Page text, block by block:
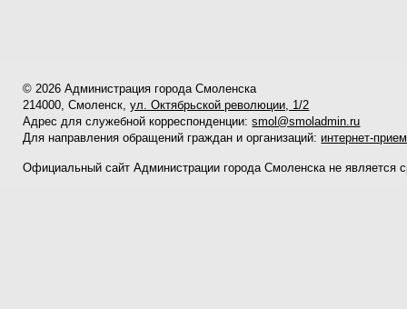
© 2026 Администрация города Смоленска
214000, Смоленск,ул. Октябрьской революции, 1/2
Адрес для служебной корреспонденции:smol@smoladmin.ru
Для направления обращений граждан и организаций: интернет-
Официальный сайт Администрации города Смоленска не является